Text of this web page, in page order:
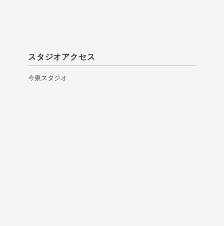
スタジオアクセス
今泉スタジオ